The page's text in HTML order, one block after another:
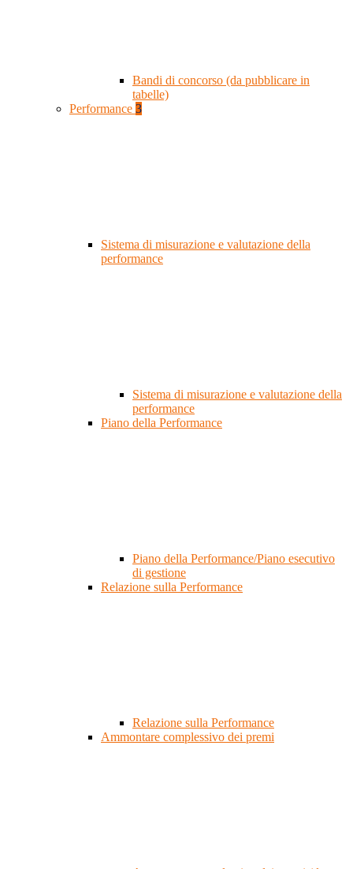
Bandi di concorso (da pubblicare in
tabelle)
Performance 3
Sistema di misurazione e valutazione della
performance
Sistema di misurazione e valutazione della
performance
Piano della Performance
Piano della Performance/Piano esecutivo
di gestione
Relazione sulla Performance
Relazione sulla Performance
Ammontare complessivo dei premi